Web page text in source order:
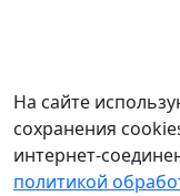
На сайте
сохранения
интернет-
политикой